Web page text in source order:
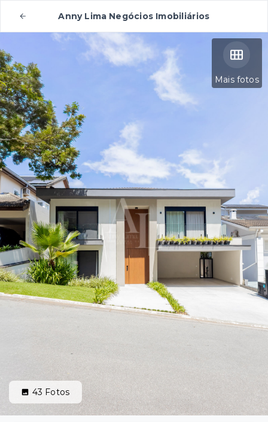
Anny Lima Negócios Imobiliários
Mais fotos
43 Fotos